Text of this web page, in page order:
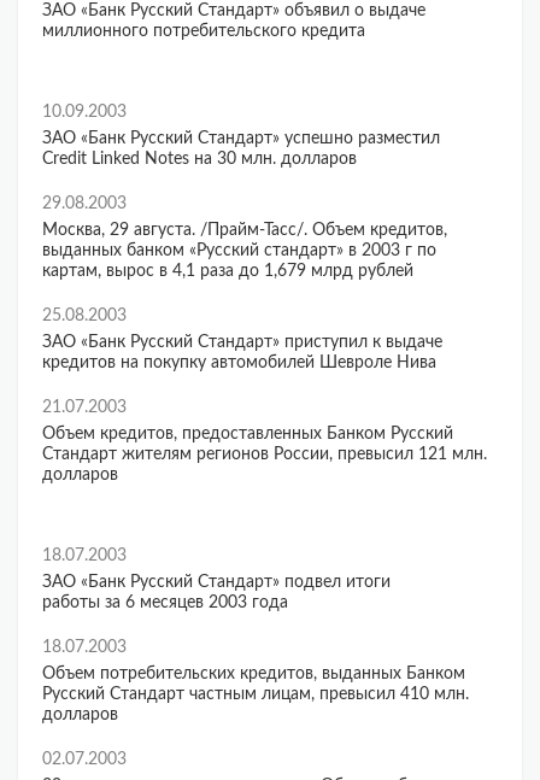
ЗАО «Банк Русский Стандарт» объявил о выдаче
миллионного потребительского кредита
10.09.2003
ЗАО «Банк Русский Стандарт» успешно разместил
Credit Linked Notes на 30 млн. долларов
29.08.2003
Москва, 29 августа. /Прайм-Тасс/. Объем кредитов,
выданных банком «Русский стандарт» в 2003 г по
картам, вырос в 4,1 раза до 1,679 млрд рублей
25.08.2003
ЗАО «Банк Русский Стандарт» приступил к выдаче
кредитов на покупку автомобилей Шевроле Нива
21.07.2003
Объем кредитов, предоставленных Банком Русский
Стандарт жителям регионов России, превысил 121 млн.
долларов
18.07.2003
ЗАО «Банк Русский Стандарт» подвел итоги
работы за 6 месяцев 2003 года
18.07.2003
Объем потребительских кредитов, выданных Банком
Русский Стандарт частным лицам, превысил 410 млн.
долларов
02.07.2003